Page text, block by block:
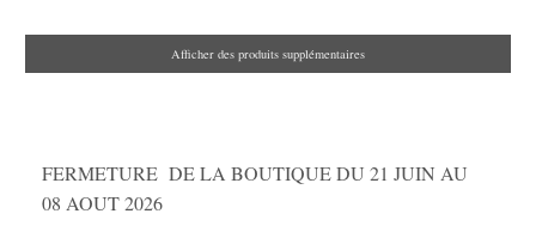
Afficher des produits supplémentaires
FERMETURE DE LA BOUTIQUE DU 21 JUIN AU
08 AOUT 2026